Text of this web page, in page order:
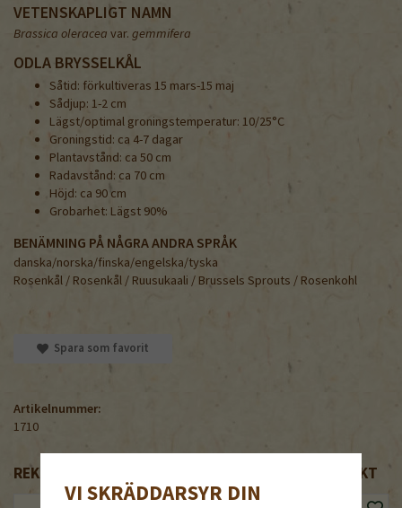
VETENSKAPLIGT NAMN
Brassica oleracea var. gemmifera
ODLA BRYSSELKÅL
Såtid: förkultiveras 15 mars-15 maj
Sådjup: 1-2 cm
Lägst/optimal groningstemperatur: 10/25°C
Groningstid: ca 4-7 dagar
Plantavstånd: ca 50 cm
Radavstånd: ca 70 cm
Höjd: ca 90 cm
Grobarhet: Lägst 90%
BENÄMNING PÅ NÅGRA ANDRA SPRÅK
danska/norska/finska/engelska/tyska
Rosenkål / Rosenkål / Ruusukaali / Brussels Sprouts / Rosenkohl
Spara som favorit
Artikelnummer:
1710
REKOMMENDERADE TILLBEHÖR TILL DENNA PRODUKT
VI SKRÄDDARSYR DIN